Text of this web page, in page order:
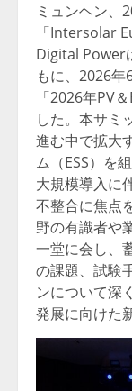
ミュンヘン
「Intersolar
Digital Power
もに、2026
「2026年PV
した。本サミ
進む中で拡大
ム（ESS）を
大規模導入に
不整合に焦点
野の有識者や
一堂に会し、
の課題、試験
ンについて深
発展に向けた